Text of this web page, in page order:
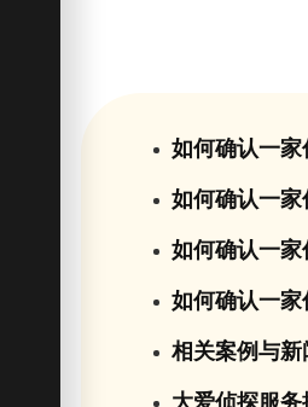
如何确认一家
如何确认一家
如何确认一家
如何确认一家
相关案例与新